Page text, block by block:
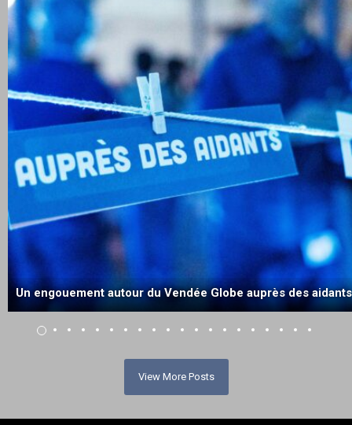
Un engouement autour du Vendée Globe auprès des aidants
View More Posts